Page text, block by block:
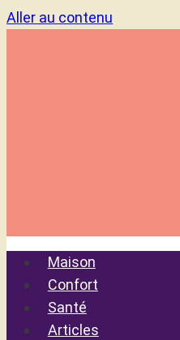
Aller au contenu
Maison
Confort
Santé
Articles